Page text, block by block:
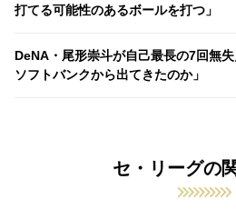
打てる可能性のあるボールを打つ」
DeNA・尾形崇斗が自己最長の7回無
ソフトバンクから出てきたのか」
セ・リーグの